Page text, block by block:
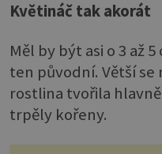
Květináč tak akorát
Měl by být asi o 3 až
ten původní. Větší
rostlina tvořila
trpěly kořeny.